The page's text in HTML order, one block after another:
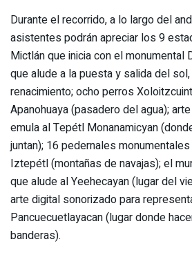
Durante el recorrido, a lo largo del
asistentes podrán apreciar los 9
Mictlán que inicia con el monumental
que alude a la puesta y salida del
renacimiento; ocho perros
Apanohuaya (pasadero del agua);
emula al Tepétl Monanamicyan
juntan); 16 pedernales
Iztepétl (montañas de navajas); el
que alude al Yeehecayan (lugar del
arte digital sonorizado para
Pancuecuetlayacan (lugar donde
banderas).